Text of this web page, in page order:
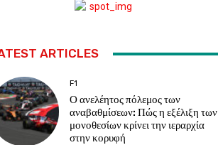
ARTICLES
F1
Ο ανελέητος πόλεμος των
αναβαθμίσεων: Πώς η εξέλιξη των
μονοθεσίων κρίνει την ιεραρχία
στην κορυφή